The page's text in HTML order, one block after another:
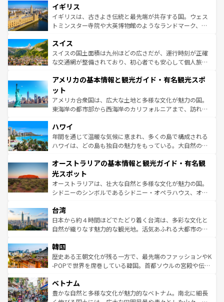
香り高いラベンダー畑など、多彩な楽しみ方が可能だ。さ
らに、パリ以外の地域にも魅力が溢れており、どの街角に
も豊かな歴史と文化が息づいている。パリ以外の個性あふ
を参照してほしい。
顔を持つこの国は、どこを歩いても飽きることがない。ベ
ルリンの文化的活気、バイエルン州のアルプスの絶景、そ
してライン川沿いのワイン畑といった風景は必見。ビール
は、お酒好きな人にはぜひ体験してほしい。 なお、新着の
ドイツ情報はコンテンツ一覧を参照してほしい。
イギリス
イギリスは、古きよき伝統と最先端が共存する国。ウェス
トミンスター寺院や大英博物館のようなランドマーク、歴
リアごとに異なる魅力がある。また、優雅なアフタヌーン
ティー、ビール好きにはたまらない英国パブ、サッカー観
戦など、本場だからこそできる体験も豊富。イギリスを旅
ンツ一覧を参照してほしい。
スイス
スイスの国土面積は九州ほどの広さだが、運行時刻が正確
な交通網が整備されており、初心者でも安心して個人旅行
の建物がそのまま残る町や、スイスならではのユニークな
博物館もあり、アルプス観光だけでなく町歩きも満喫する
ことができる。国民の所得が高いため物価も高いが、旅行
者向けの交通パス提供のサービスもあり、うまく活用すれ
着のスイス情報は
アメリカの基本情報と観光ガイド・有名観光スポ
ット
アメリカ合衆国は、広大な土地と多様な文化が魅力の国。
東海岸の都市部から西海岸のカリフォルニアまで、訪れる
のような巨大都市は、観光、ショッピング、エンターテイ
ンメントが詰まった刺激的なスポットだ。一方、アメリカ
西部には大自然が広がり、グランドキャニオンやイエロー
部のニューオーリンズでは、音楽と美食が融合した独特の
文化が魅力。旅行者はアメリカの各地域で異なる魅力を楽
しみながら、その多様性と豊かな歴史を感じることができ
るだろう。車でのロードトリップや列車の旅も、アメリカ
情報は
ハワイ
年間を通じて温暖な気候に恵まれ、多くの島で構成される
ハワイは、どの島も独自の魅力をもっている。大自然の神
ワイ島は見逃せない。また、定番の観光地といえばオアフ
島だが、静かな自然を求めるならマウイ島やカウアイ島が
おすすめ。エメラルドグリーンに輝く海をはじめ、豊かな
文化や歴史が息づいている。「アロハスピリット」と呼ば
人々、おいしいローカルフードやハワイアンミュージッ
ク、伝統的なフラダンスなど、すべてがハワイの魅力を彩
っている。訪れるたびに新しい発見と感動が待っているハ
はコンテンツ一覧
オーストラリアの基本情報と観光ガイド・有名観
光スポット
オーストラリアは、壮大な自然と多様な文化が魅力の国。
シドニーのシンボルであるシドニー・オペラハウス、オー
リアリーフや大陸中央部にそびえるウルル（エアーズロッ
ク）、タスマニアの美しい原生林やケアンズの熱帯雨林な
ど、見どころがたくさん。また、カフェやワイン、オージ
いる。アクティビティも充実しており、サーフィンやダイ
ビング、ハイキングなど、アウトドア好きにはたまらな
い。オーストラリアの多彩な魅力を存分に味わいつくそ
参照してほしい。
台湾
日本から約４時間ほどでたどり着く台湾は、多彩な文化と
自然が織りなす魅力的な観光地。活気あふれる大都市の台
ン）、静ひつな山岳地帯である台湾東部など、都市の喧騒
と山間の静けさが共存しており、訪れる人に新しい発見と
驚きをもたらしてくれる。また、奥深い台湾の食文化も魅
容にもいいと評判のスイーツなど、バラエティ豊かな料理
が味わえる。 なお、新着の台湾情報は コンテンツ一覧を参
韓国
歴史ある王朝文化が残る一方で、最先端のファッションやK
-POPで世界を席巻している韓国。首都ソウルの宮殿や伝統
き、地方に足を延ばせば四季折々の自然美を楽しむことが
できる。そして、キムチや焼肉、絶品のストリートフード
ベトナム
豊かな自然と多様な文化が魅力的なベトナム。南北に細長